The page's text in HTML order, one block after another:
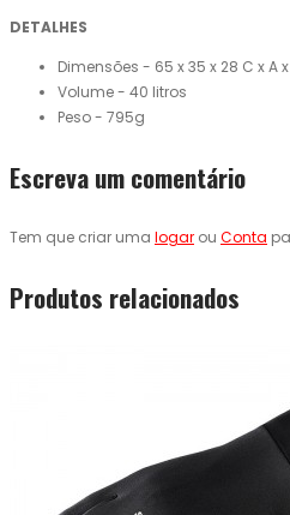
DETALHES
Dimensões - 65 x 35 x 28 C x A
Volume - 40 litros
Peso - 795g
Escreva um comentário
Tem que criar uma logar ou Conta
Produtos relacionados